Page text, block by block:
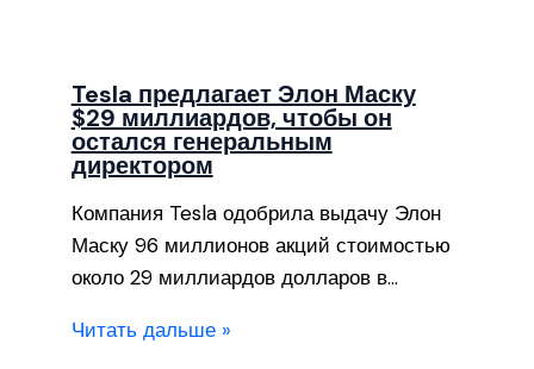
Tesla предлагает Элон Маску
$29 миллиардов, чтобы он
остался генеральным
директором
Компания Tesla одобрила выдачу Элон
Маску 96 миллионов акций стоимостью
около 29 миллиардов долларов в…
Читать дальше »